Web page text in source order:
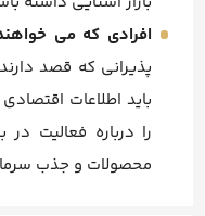
افرادی که می
پذیرانی که قصد
باید اطلاعات
را درباره فعالیت در
محصولات و جذب